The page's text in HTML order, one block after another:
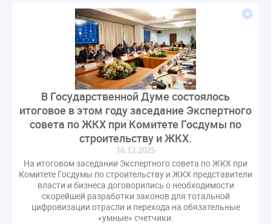
В Государственной Думе состоялось
итоговое в этом году заседание Экспертного
совета по ЖКХ при Комитете Госдумы по
строительству и ЖКХ.
16.12.2025
На итоговом заседании Экспертного совета по ЖКХ при
Комитете Госдумы по строительству и ЖКХ представители
власти и бизнеса договорились о необходимости
скорейшей разработки законов для тотальной
цифровизации отрасли и перехода на обязательные
«умные» счетчики.